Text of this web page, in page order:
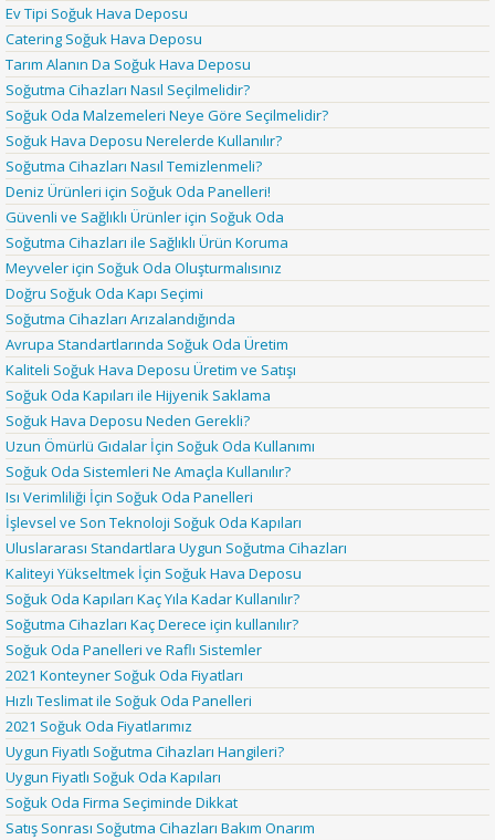
Ev Tipi Soğuk Hava Deposu
Catering Soğuk Hava Deposu
Tarım Alanın Da Soğuk Hava Deposu
Soğutma Cihazları Nasıl Seçilmelidir?
Soğuk Oda Malzemeleri Neye Göre Seçilmelidir?
Soğuk Hava Deposu Nerelerde Kullanılır?
Soğutma Cihazları Nasıl Temizlenmeli?
Deniz Ürünleri için Soğuk Oda Panelleri!
Güvenli ve Sağlıklı Ürünler için Soğuk Oda
Soğutma Cihazları ile Sağlıklı Ürün Koruma
Meyveler için Soğuk Oda Oluşturmalısınız
Doğru Soğuk Oda Kapı Seçimi
Soğutma Cihazları Arızalandığında
Avrupa Standartlarında Soğuk Oda Üretim
Kaliteli Soğuk Hava Deposu Üretim ve Satışı
Soğuk Oda Kapıları ile Hijyenik Saklama
Soğuk Hava Deposu Neden Gerekli?
Uzun Ömürlü Gıdalar İçin Soğuk Oda Kullanımı
Soğuk Oda Sistemleri Ne Amaçla Kullanılır?
Isı Verimliliği İçin Soğuk Oda Panelleri
İşlevsel ve Son Teknoloji Soğuk Oda Kapıları
Uluslararası Standartlara Uygun Soğutma Cihazları
Kaliteyi Yükseltmek İçin Soğuk Hava Deposu
Soğuk Oda Kapıları Kaç Yıla Kadar Kullanılır?
Soğutma Cihazları Kaç Derece için kullanılır?
Soğuk Oda Panelleri ve Raflı Sistemler
2021 Konteyner Soğuk Oda Fiyatları
Hızlı Teslimat ile Soğuk Oda Panelleri
2021 Soğuk Oda Fiyatlarımız
Uygun Fiyatlı Soğutma Cihazları Hangileri?
Uygun Fiyatlı Soğuk Oda Kapıları
Soğuk Oda Firma Seçiminde Dikkat
Satış Sonrası Soğutma Cihazları Bakım Onarım